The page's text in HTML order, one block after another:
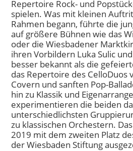
Repertoire Rock- und
spielen. Was mit kleinen
Rahmen begann, führte die
auf größere Bühnen wie das
oder die Wiesbadener
ihren Vorbildern Luka Sulic
besser bekannt als die
das Repertoire des CelloDuos
Covern und sanften Pop-
hin zu Klassik und
experimentieren die beiden
unterschiedlichsten
zu klassischen Orchestern.
2019 mit dem zweiten Platz
der Wiesbaden Stiftung